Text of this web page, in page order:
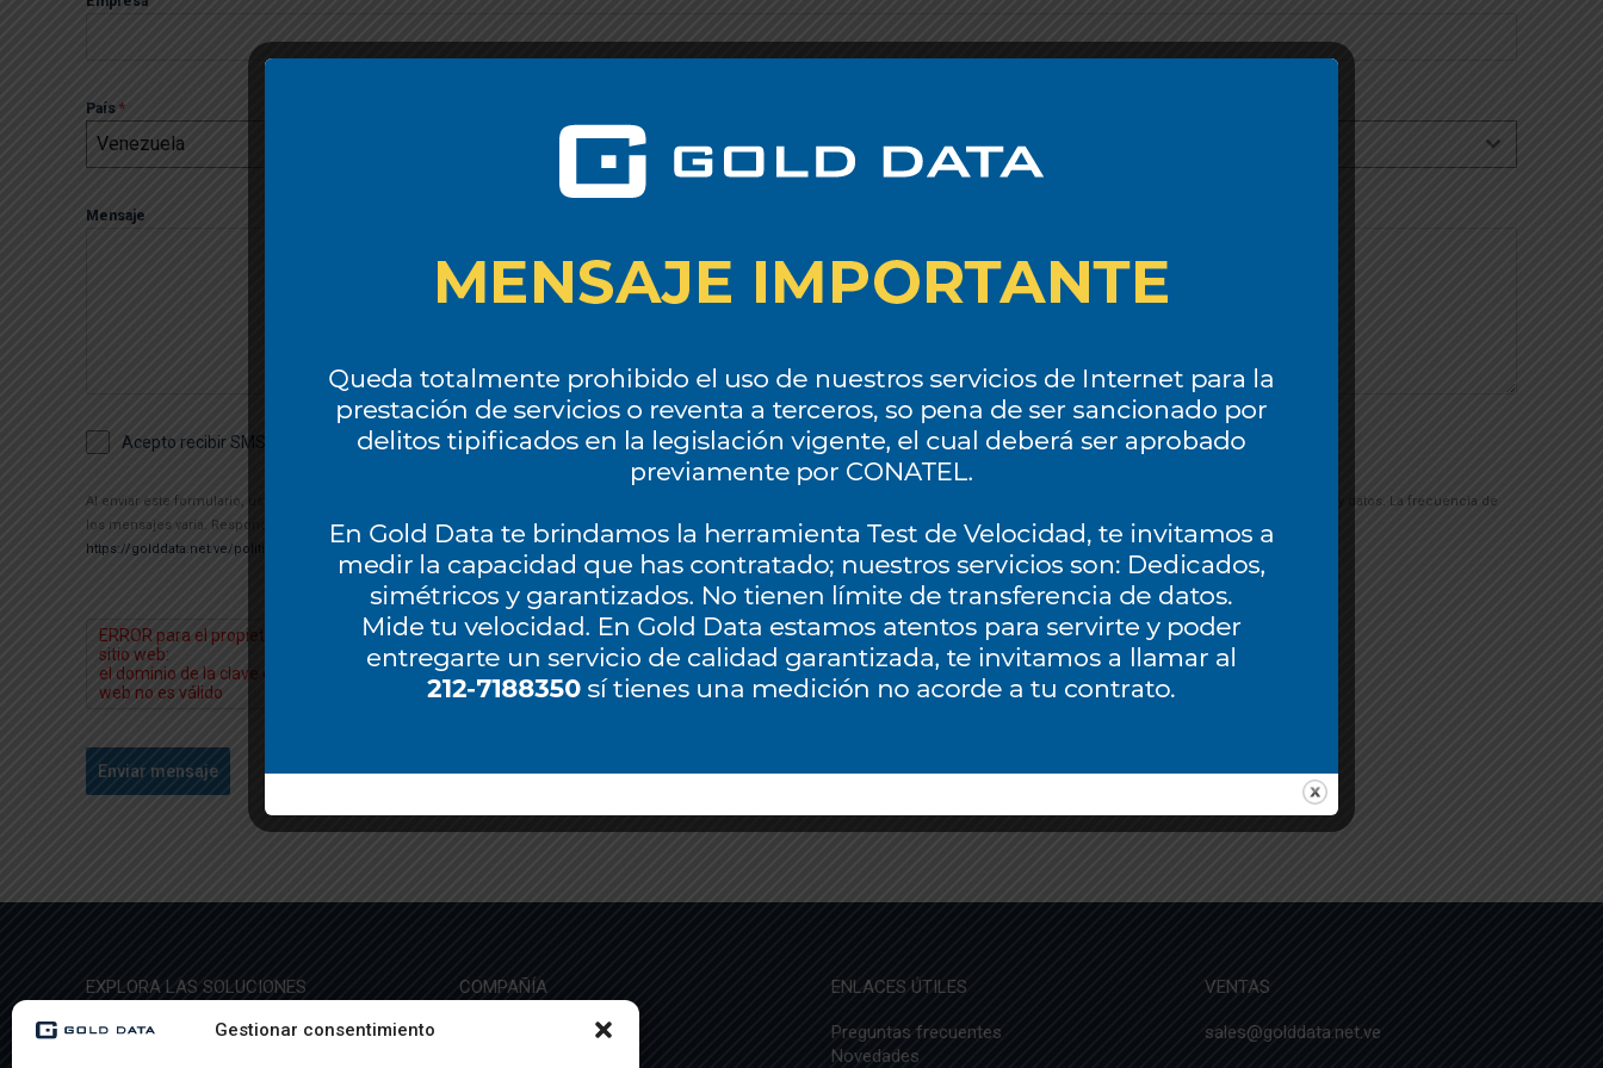
Gestionar consentimiento
País *
Venezuela Administración
Mensaje
Acepto recibir SMS por parte de Gold Data
Al enviar este formulario, usted acepta recibir mensajes informativos y actualizaciones de productos de GoldData a través de SMS al número proporcionado. Pueden aplicarse tarifas por mensajes y datos. La frecuencia de
los mensajes varía. Responda HELP para obtener ayuda o STOP para darse de baja en cualquier momento. No compartimos su número de teléfono con terceros. Lea nuestra Política de privacidad.
https://golddata.net.ve/politica-de-privacidad/
Enviar mensaje
EXPLORA LAS SOLUCIONES
Ethernet
COMPAÑÍA ENLACES ÚTILES
Preguntas frecuentes
Novedades
VENTAS
sales@golddata.net.ve